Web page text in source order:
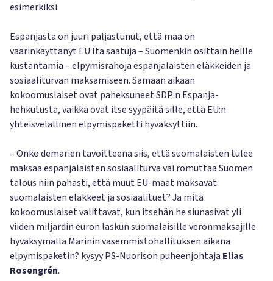
esimerkiksi.
Espanjasta on juuri paljastunut, että maa on
väärinkäyttänyt EU:lta saatuja – Suomenkin osittain heille
kustantamia – elpymisrahoja espanjalaisten eläkkeiden ja
sosiaaliturvan maksamiseen. Samaan aikaan
kokoomuslaiset ovat paheksuneet SDP:n Espanja-
hehkutusta, vaikka ovat itse syypäitä sille, että EU:n
yhteisvelallinen elpymispaketti hyväksyttiin.
– Onko demarien tavoitteena siis, että suomalaisten tulee
maksaa espanjalaisten sosiaaliturva vai romuttaa Suomen
talous niin pahasti, että muut EU-maat maksavat
suomalaisten eläkkeet ja sosiaalituet? Ja mitä
kokoomuslaiset valittavat, kun itsehän he siunasivat yli
viiden miljardin euron laskun suomalaisille veronmaksajille
hyväksymällä Marinin vasemmistohallituksen aikana
elpymispaketin? kysyy PS-Nuorison puheenjohtaja Elias
Rosengrén.